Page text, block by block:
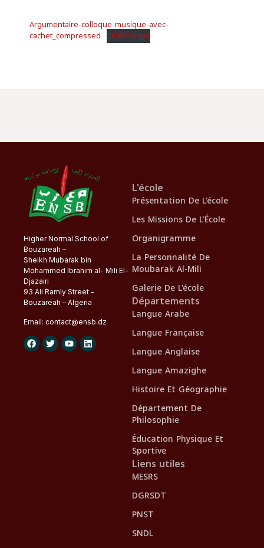
Argumentaire-colloque-musique-avec-
cachet_compressed Télécharger
Higher Normal School of
Bouzareah –
Sheikh Mubarak bin
Mohammed Ibrahim al- Mili El-
Djazairi
93 Ali Ramly Street –
Bouzareah – Algeria
Email: contact@ensb.dz
L'école
Présentation De L'école
Les Missions De L'École
Organigramme
La Personnalité De
Moubarak Al-Mili
Galerie De L'école
Départements
Langue Arabe
Langue Française
Langue Anglaise
Langue Amazighe
Histoire Et Géographie
Département De
Philosophie
Éducation Physique Et
Sportive
Liens utiles
MESRS
DGRSDT
PNST
SNDL